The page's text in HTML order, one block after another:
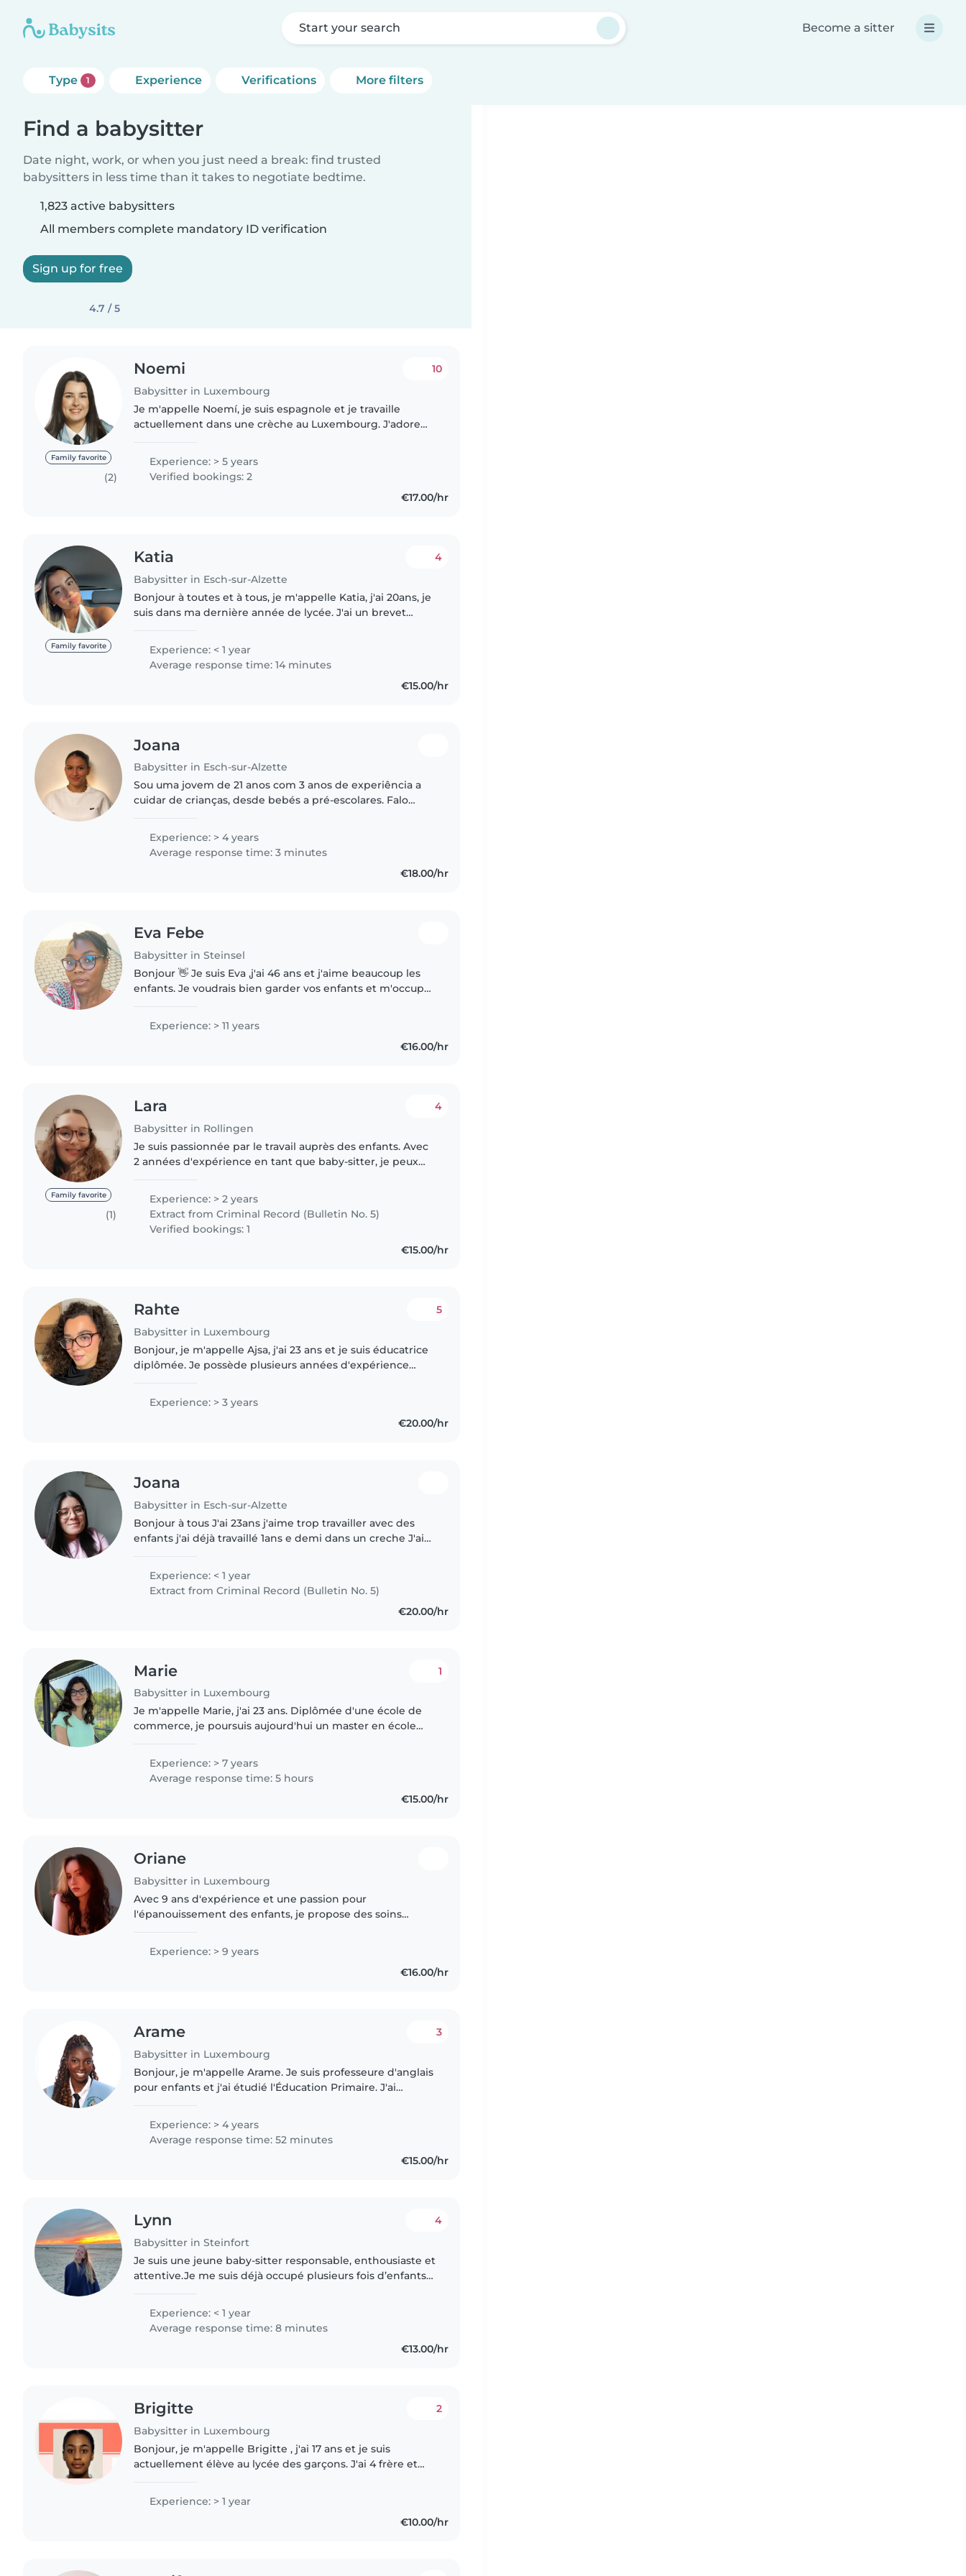
Start your search Become a sitter
Type 1 Experience Verifications More filters
Find a babysitter
Date night, work, or when you just need a break: find trusted
babysitters in less time than it takes to negotiate bedtime.
1,823 active babysitters
All members complete mandatory ID verification
Sign up for free
4.7 / 5
Family favorite
(2)
Noemi
Babysitter in Luxembourg
10
Je m'appelle Noemí, je suis espagnole et je travaille
actuellement dans une crèche au Luxembourg. J'adore
proposant du babysitting,..
Experience: > 5 years
Verified bookings: 2
€17.00/hr
Family favorite
Katia
Babysitter in Esch-sur-Alzette
4
Bonjour à toutes et à tous, je m'appelle Katia, j'ai 20ans, je
suis dans ma dernière année de lycée. J'ai un brevet
Experience: < 1 year
Average response time: 14 minutes
€15.00/hr
Joana
Babysitter in Esch-sur-Alzette
Sou uma jovem de 21 anos com 3 anos de experiência a
cuidar de crianças, desde bebés a pré-escolares. Falo
português. Sou..
Experience: > 4 years
Average response time: 3 minutes
€18.00/hr
Eva Febe
Babysitter in Steinsel
Bonjour 👋 Je suis Eva ,j'ai 46 ans et j'aime beaucoup les
enfants. Je voudrais bien garder vos enfants et m'occuper
intéressés..
Experience: > 11 years
€16.00/hr
Family favorite
(1)
Lara
Babysitter in Rollingen
4
Je suis passionnée par le travail auprès des enfants. Avec
2 années d'expérience en tant que baby-sitter, je peux
moi-même suivi..
Experience: > 2 years
Extract from Criminal Record (Bulletin No. 5)
Verified bookings: 1
€15.00/hr
Rahte
Babysitter in Luxembourg
5
Bonjour, je m'appelle Ajsa, j'ai 23 ans et je suis éducatrice
diplômée. Je possède plusieurs années d'expérience
structure..
Experience: > 3 years
€20.00/hr
Joana
Babysitter in Esch-sur-Alzette
Bonjour à tous J'ai 23ans j'aime trop travailler avec des
enfants j'ai déjà travaillé 1ans e demi dans un creche J'ai
Experience: < 1 year
Extract from Criminal Record (Bulletin No. 5)
€20.00/hr
Marie
Babysitter in Luxembourg
1
Je m'appelle Marie, j'ai 23 ans. Diplômée d'une école de
commerce, je poursuis aujourd'hui un master en école
Unis, à Singapour..
Experience: > 7 years
Average response time: 5 hours
€15.00/hr
Oriane
Babysitter in Luxembourg
Avec 9 ans d'expérience et une passion pour
l'épanouissement des enfants, je propose des soins
maîtrise l'art de la lecture,..
Experience: > 9 years
€16.00/hr
Arame
Babysitter in Luxembourg
3
Bonjour, je m'appelle Arame. Je suis professeure d'anglais
pour enfants et j'ai étudié l'Éducation Primaire. J'ai
l'accompagnement d'enfants..
Experience: > 4 years
Average response time: 52 minutes
€15.00/hr
Lynn
Babysitter in Steinfort
4
Je suis une jeune baby-sitter responsable, enthousiaste et
attentive.Je me suis déjà occupé plusieurs fois d’enfants
Experience: < 1 year
Average response time: 8 minutes
€13.00/hr
Brigitte
Babysitter in Luxembourg
2
Bonjour, je m'appelle Brigitte , j'ai 17 ans et je suis
actuellement élève au lycée des garçons. J'ai 4 frère et
Experience: > 1 year
€10.00/hr